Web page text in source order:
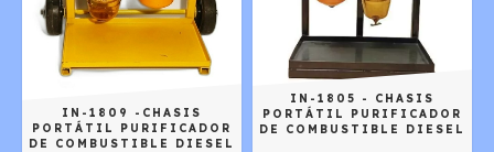
IN-1809 -CHASIS
PORTÁTIL PURIFICADOR
DE COMBUSTIBLE DIESEL
IN-1805 - CHASIS
PORTÁTIL PURIFICADOR
DE COMBUSTIBLE DIESEL